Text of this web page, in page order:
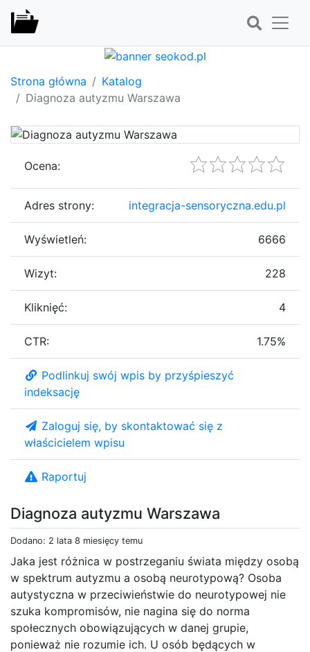
Strona główna
Katalog
Diagnoza autyzmu Warszawa
Diagnoza autyzmu Warszawa
Dodano: 2 lata 8 miesięcy temu
Jaka jest różnica w postrzeganiu świata między osobą
w spektrum autyzmu a osobą neurotypową? Osoba
autystyczna w przeciwieństwie do neurotypowej nie
szuka kompromisów, nie nagina się do norma
społecznych obowiązujących w danej grupie,
ponieważ nie rozumie ich. U osób będących w
Ocena:
Adres strony: integracja-sensoryczna.edu.pl
Wyświetleń: 6666
Wizyt: 228
Kliknięć: 4
CTR: 1.75%
Podlinkuj swój wpis by przyśpieszyć
indeksację
Zaloguj się, by skontaktować się z
właścicielem wpisu
Raportuj